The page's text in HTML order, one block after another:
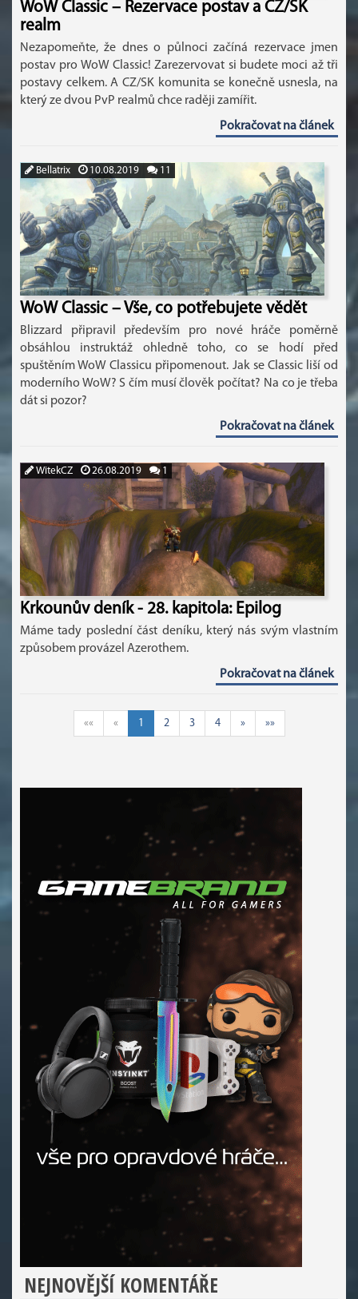
WoW Classic – Rezervace postav a CZ/SK
realm
Nezapomeňte, že dnes o půlnoci začíná rezervace jmen
postav pro WoW Classic! Zarezervovat si budete moci až tři
postavy celkem. A CZ/SK komunita se konečně usnesla, na
který ze dvou PvP realmů chce raději zamířit.
Pokračovat na článek
Bellatrix 10.08.2019 11
WoW Classic – Vše, co potřebujete vědět
Blizzard připravil především pro nové hráče poměrně
obsáhlou instruktáž ohledně toho, co se hodí před
spuštěním WoW Classicu připomenout. Jak se Classic liší od
moderního WoW? S čím musí člověk počítat? Na co je třeba
dát si pozor?
Pokračovat na článek
WitekCZ 26.08.2019 1
Krkounův deník - 28. kapitola: Epilog
Máme tady poslední část deníku, který nás svým vlastním
způsobem provázel Azerothem.
Pokračovat na článek
«« « 1 2 3 4 » »»
NEJNOVĚJŠÍ KOMENTÁŘE